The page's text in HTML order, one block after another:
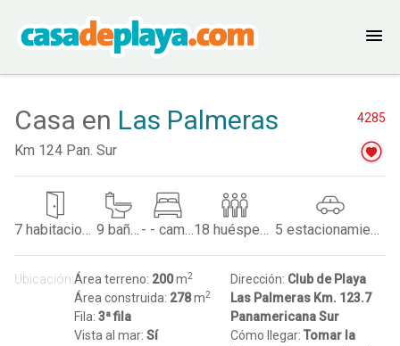
Casa en Las Palmeras 4285
Km 124 Pan. Sur
7 habitaciones 9 baños - - camas 18 huéspedes 5 estacionamientos
Ubicación:Área terreno: 200m2
Área construida: 278m2
Fila: 3ª fila
Vista al mar: Sí
Dirección: Club de Playa
Las Palmeras Km. 123.7
Panamericana Sur
Cómo llegar: Tomar la